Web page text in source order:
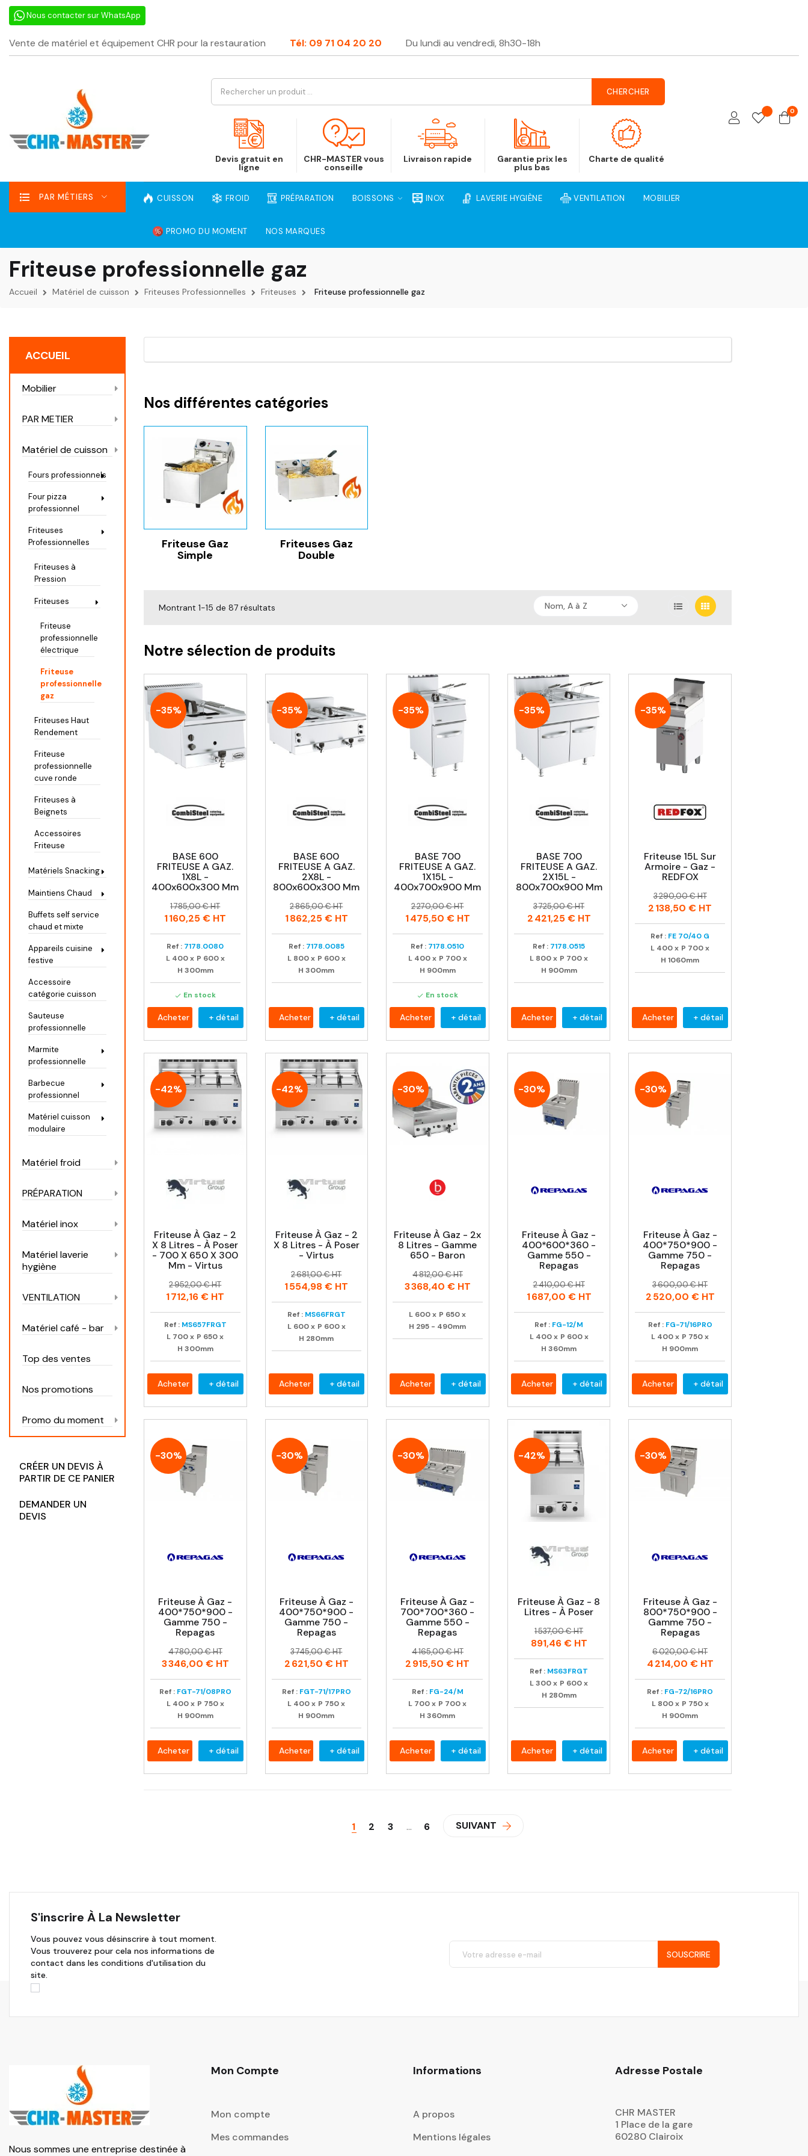
Nous contacter sur WhatsApp
Vente de matériel et équipement CHR pour la restauration Tél: 09 71 04 20 20 Du lundi au vendredi, 8h30-18h
CHERCHER
Devis gratuit en
ligne
CHR-MASTER vous
conseille
Livraison rapide Garantie prix les
plus bas
Charte de qualité
0
PAR MÉTIERS CUISSON FROID PRÉPARATION BOISSONS INOX LAVERIE HYGIÈNE VENTILATION MOBILIER
PROMO DU MOMENT NOS MARQUES
Friteuse professionnelle gaz
Accueil Matériel de cuisson Friteuses Professionnelles Friteuses Friteuse professionnelle gaz
ACCUEIL
Mobilier
PAR METIER
Matériel de cuisson
Fours professionnels
Four pizza
professionnel
Friteuses
Professionnelles
Friteuses à
Pression
Friteuses
Friteuse
professionnelle
électrique
Friteuse
professionnelle
gaz
Friteuses Haut
Rendement
Friteuse
professionnelle
cuve ronde
Friteuses à
Beignets
Accessoires
Friteuse
Matériels Snacking
Maintiens Chaud
Buffets self service
chaud et mixte
Appareils cuisine
festive
Accessoire
catégorie cuisson
Sauteuse
professionnelle
Marmite
professionnelle
Barbecue
professionnel
Matériel cuisson
modulaire
Matériel froid
PRÉPARATION
Matériel inox
Matériel laverie
hygiène
VENTILATION
Matériel café - bar
Top des ventes
Nos promotions
Promo du moment
CRÉER UN DEVIS À
PARTIR DE CE PANIER
DEMANDER UN
DEVIS
Nos différentes catégories
Friteuse Gaz
Simple
Friteuses Gaz
Double
Montrant 1-15 de 87 résultats Nom, A à Z
Notre sélection de produits
-35%
BASE 600
FRITEUSE A GAZ.
1X8L -
400x600x300 Mm
Prix
Prix
habituel
1 785,00 € HT
1 160,25 € HT
Ref : 7178.0080
L 400 x P 600 x
H 300mm
 En stock
Acheter + détail
-35%
BASE 600
FRITEUSE A GAZ.
2X8L -
800x600x300 Mm
Prix
Prix
habituel
2 865,00 € HT
1 862,25 €HT
Ref : 7178.0085
L 800x P 600x
H 300mm
Acheter + détail
-35%
BASE 700
FRITEUSE A GAZ.
1X15L -
400x700x900 Mm
Prix
Prix
habituel
2 270,00 € HT
1 475,50 €HT
Ref : 7178.0510
L 400x P 700x
H 900mm
 En stock
Acheter + détail
-35%
BASE 700
FRITEUSE A GAZ.
2X15L -
800x700x900 Mm
Prix
Prix
habituel
3 725,00 € HT
2 421,25 €HT
Ref : 7178.0515
L 800x P 700x
H 900mm
Acheter + détail
-35%
Friteuse 15L Sur
Armoire - Gaz -
REDFOX
Prix
Prix
habituel
3 290,00 € HT
2 138,50 € HT
Ref : FE 70/40 G
L 400x P 700x
H 1060mm
Acheter + détail
-42%
Friteuse À Gaz - 2
X 8 Litres - À Poser
- 700 X 650 X 300
Mm - Virtus
Prix
Prix
habituel
2 952,00 € HT
1 712,16 € HT
Ref : MS657FRGT
L 700 x P 650 x
H 300mm
Acheter + détail
-42%
Friteuse À Gaz - 2
X 8 Litres - À Poser
- Virtus
Prix
Prix
habituel
2 681,00 € HT
1 554,98 € HT
Ref : MS66FRGT
L 600x P 600x
H 280mm
Acheter + détail
-30%
Friteuse À Gaz - 2x
8 Litres - Gamme
650 - Baron
Prix
Prix
habituel
4 812,00 € HT
3 368,40 €HT
L 600 x P 650 x
H 295 - 490mm
Acheter + détail
-30%
Friteuse À Gaz -
400*600*360 -
Gamme 550 -
Repagas
Prix
Prix
habituel
2 410,00 € HT
1 687,00 €HT
Ref : FG-12/M
L 400 x P 600 x
H 360mm
Acheter + détail
-30%
Friteuse À Gaz -
400*750*900 -
Gamme 750 -
Repagas
Prix
Prix
habituel
3 600,00 € HT
2 520,00 €HT
Ref : FG-71/16PRO
L 400x P 750x
H 900mm
Acheter + détail
-30%
Friteuse À Gaz -
400*750*900 -
Gamme 750 -
Repagas
Prix
Prix
habituel
4 780,00 € HT
3 346,00 €HT
Ref : FGT-71/08PRO
L 400 x P 750 x
H 900mm
Acheter + détail
-30%
Friteuse À Gaz -
400*750*900 -
Gamme 750 -
Repagas
Prix
Prix
habituel
3 745,00 € HT
2 621,50 €HT
Ref : FGT-71/17PRO
L 400 x P 750 x
H 900mm
Acheter + détail
-30%
Friteuse À Gaz -
700*700*360 -
Gamme 550 -
Repagas
Prix
Prix
habituel
4 165,00 € HT
2 915,50 € HT
Ref : FG-24/M
L 700 x P 700 x
H 360mm
Acheter + détail
-42%
Friteuse À Gaz - 8
Litres - À Poser
Prix
Prix
habituel
1 537,00 € HT
891,46 €HT
Ref : MS63FRGT
L300x P 600x
H 280mm
Acheter + détail
-30%
Friteuse À Gaz -
800*750*900 -
Gamme 750 -
Repagas
Prix
Prix
habituel
6 020,00 € HT
4 214,00 €HT
Ref : FG-72/16PRO
L 800 x P 750 x
H 900mm
Acheter + détail
1 2 3 … 6 SUIVANT
S'inscrire À La Newsletter
Vous pouvez vous désinscrire à tout moment.
Vous trouverez pour cela nos informations de
contact dans les conditions d'utilisation du
site.
SOUSCRIRE
Nous sommes une entreprise destinée à
Mon Compte
Mon compte
Mes commandes
Informations
A propos
Mentions légales
Adresse Postale
CHR MASTER
1 Place de la gare
60280 Clairoix